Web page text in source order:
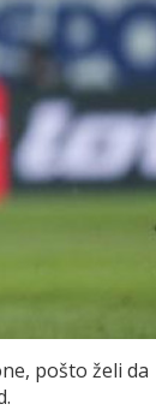
pošto želi da